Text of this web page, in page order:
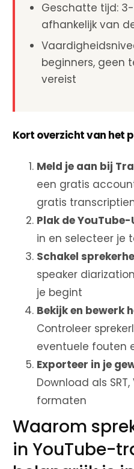
Geschatte tijd:
afhankelijk van
beginners, geen
vereist
Kort overzicht van het
Meld je aan bij
een gratis
gratis
Plak de YouTube-
in en selecteer je
Schakel
speaker
je begint
Bekijk en bewerk
Controleer
eventuele fouten
Exporteer in je
Download als
formaten
Waarom
in YouTube-